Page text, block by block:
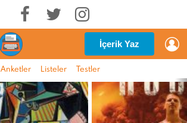
İçerik Yaz
Anketler Listeler Testler